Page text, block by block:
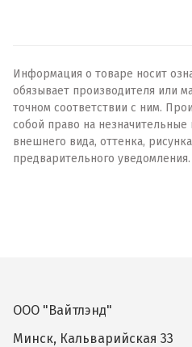
Информация о товаре носит
обязывает производителя или
точном соответствии с ним.
собой право на незначительные
внешнего вида, оттенка,
предварительного уведомления.
ООО "Вайтлэнд"
Минск, Кальварийская 33